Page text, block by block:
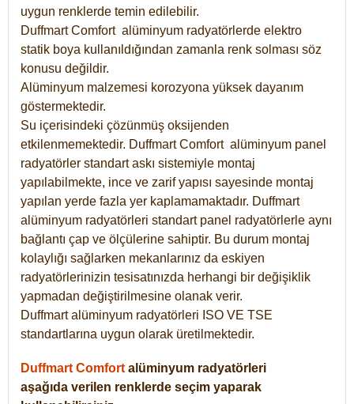
uygun renklerde temin edilebilir.
DuffmartComfort alüminyum radyatörlerde elektro
statik boya kullanıldığından zamanla renk solması söz
konusu değildir.
Alüminyum malzemesi korozyona yüksek dayanım
göstermektedir.
Su içerisindeki çözünmüş oksijenden
etkilenmemektedir. DuffmartComfort alüminyum panel
radyatörler standart askı sistemiyle montaj
yapılabilmekte, ince ve zarif yapısı sayesinde montaj
yapılan yerde fazla yer kaplamamaktadır. Duffmart
alüminyum radyatörleri standart panel radyatörlerle aynı
bağlantı çap ve ölçülerine sahiptir. Bu durum montaj
kolaylığı sağlarken mekanlarınız da eskiyen
radyatörlerinizin tesisatınızda herhangi bir değişiklik
yapmadan değiştirilmesine olanak verir.
Duffmart alüminyum radyatörleri ISO VE TSE
standartlarına uygun olarak üretilmektedir.
Duffmart Comfort alüminyum radyatörleri
aşağıda verilen renklerde seçim yaparak